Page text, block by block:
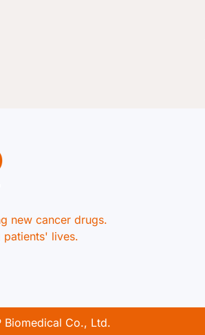
new cancer drugs.
patients' lives.
Biomedical Co., Ltd.